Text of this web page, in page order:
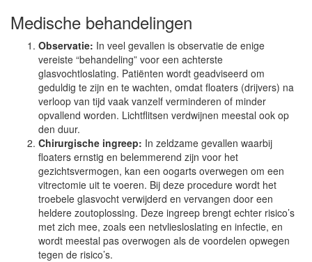
Medische behandelingen
Observatie: In veel gevallen is observatie de enige
vereiste “behandeling” voor een achterste
glasvochtloslating. Patiënten wordt geadviseerd om
geduldig te zijn en te wachten, omdat floaters (drijvers) na
verloop van tijd vaak vanzelf verminderen of minder
opvallend worden. Lichtflitsen verdwijnen meestal ook op
den duur.
Chirurgische ingreep: In zeldzame gevallen waarbij
floaters ernstig en belemmerend zijn voor het
gezichtsvermogen, kan een oogarts overwegen om een
vitrectomie uit te voeren. Bij deze procedure wordt het
troebele glasvocht verwijderd en vervangen door een
heldere zoutoplossing. Deze ingreep brengt echter risico’s
met zich mee, zoals een netvliesloslating en infectie, en
wordt meestal pas overwogen als de voordelen opwegen
tegen de risico’s.